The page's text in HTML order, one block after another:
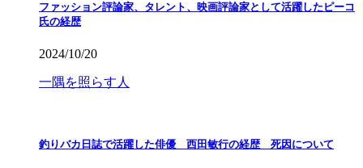
ファッション評論家、タレント、映画評論家として活躍したピーコ
氏の経歴
2024/10/20
一隅を照らす人
釣りバカ日誌で活躍した俳優 西田敏行の経歴 死因について